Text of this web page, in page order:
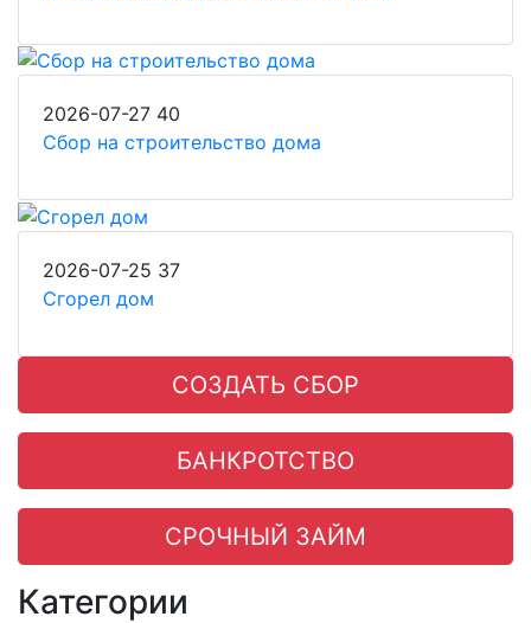
2026-07-27 40
Сбор на строительство дома
2026-07-25 37
Сгорел дом
СОЗДАТЬ СБОР
БАНКРОТСТВО
СРОЧНЫЙ ЗАЙМ
Категории